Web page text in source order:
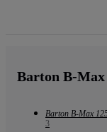
Barton B-Max
Barton B-Max
3